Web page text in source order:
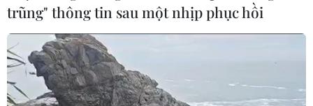
trũng" thông tin sau một nhịp phục hồi